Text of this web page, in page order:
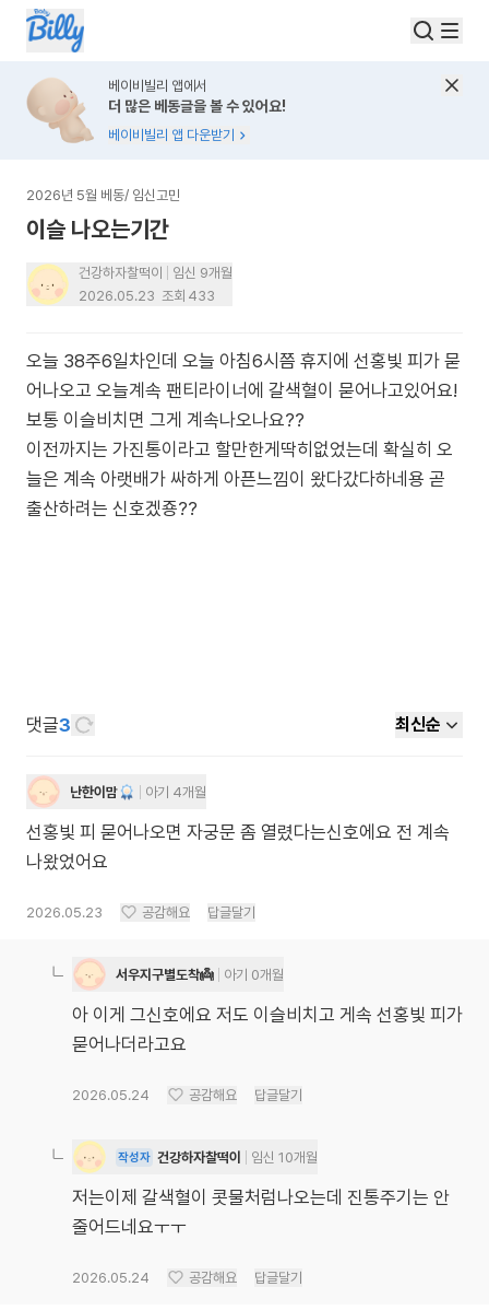
베이비빌리 앱에서
더 많은 베동글을 볼 수 있어요!
베이비빌리 앱 다운받기
2026년 5월 베동/ 임신고민
이슬 나오는기간
건강하자찰떡이
임신 9개월
2026.05.23 조회 433
오늘 38주6일차인데 오늘 아침6시쯤 휴지에 선홍빛 피가 묻
어나오고 오늘계속 팬티라이너에 갈색혈이 묻어나고있어요!
보통 이슬비치면 그게 계속나오나요??
이전까지는 가진통이라고 할만한게딱히없었는데 확실히 오
늘은 계속 아랫배가 싸하게 아픈느낌이 왔다갔다하네용 곧
출산하려는 신호겠죵??
댓글3 최신순
난한이맘 아기 4개월
선홍빛 피 묻어나오면 자궁문 좀 열렸다는신호에요 전 계속
나왔었어요
2026.05.23 공감해요 답글달기
서우지구별도착👼 아기 0개월
아 이게 그신호에요 저도 이슬비치고 게속 선홍빛 피가
묻어나더라고요
2026.05.24 공감해요 답글달기
작성자 건강하자찰떡이 임신 10개월
저는이제 갈색혈이 콧물처럼나오는데 진통주기는 안
줄어드네요ㅜㅜ
2026.05.24 공감해요 답글달기